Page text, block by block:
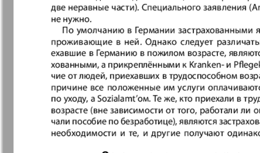
Закон и люди
записки
Известия BW Изюм
Кенгуру Клан